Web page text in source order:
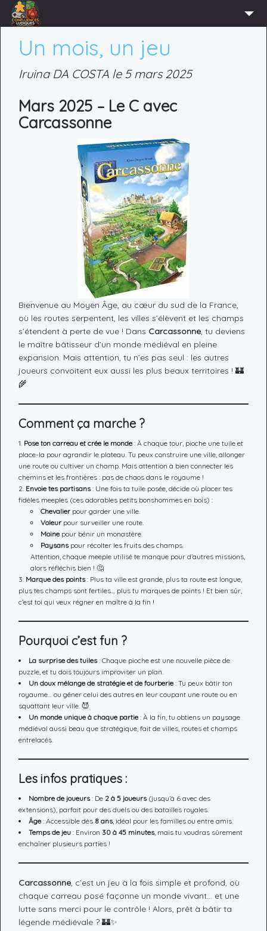
AGENDA
ACTUS
Un mois, un jeu
Iruina DA COSTA le 5 mars 2025
Mars 2025 – Le C avec
Carcassonne
Bienvenue au Moyen Âge, au cœur du sud de la France,
où les routes serpentent, les villes s’élèvent et les champs
s’étendent à perte de vue ! Dans Carcassonne, tu deviens
le maître bâtisseur d’un monde médiéval en pleine
expansion. Mais attention, tu n’es pas seul : les autres
joueurs convoitent eux aussi les plus beaux territoires ! 🏰
🌾
Comment ça marche ?
Pose ton carreau et crée le monde : À chaque tour, pioche une tuile et
place-la pour agrandir le plateau. Tu peux construire une ville, allonger
une route ou cultiver un champ. Mais attention à bien connecter les
chemins et les frontières : pas de chaos dans le royaume !
Envoie tes partisans: Une fois ta tuile posée, décide où placer tes
fidèles meeples (ces adorables petits bonshommes en bois) :
Chevalier pour garder une ville.
Voleur pour surveiller une route.
Moine pour bénir un monastère.
Paysanspour récolter les fruits des champs.
Attention, chaque meeple utilisé te manque pour d’autres missions,
alors réfléchis bien ! 🤔
Marque des points: Plus ta ville est grande, plus ta route est longue,
plus tes champs sont fertiles… plus tu marques de points ! Et bien sûr,
c’est toi qui veux régner en maître à la fin !
Pourquoi c’est fun ?
La surprise des tuiles: Chaque pioche est une nouvelle pièce de
puzzle, et tu dois toujours improviser un plan.
Un doux mélange de stratégie et de fourberie : Tu peux bâtir ton
royaume… ou gêner celui des autres en leur coupant une route ou en
squattant leur ville. 😈
Un monde unique à chaque partie : À la fin, tu obtiens un paysage
médiéval aussi beau que stratégique, fait de villes, routes et champs
entrelacés.
Les infos pratiques :
Nombre de joueurs: De 2 à 5 joueurs(jusqu’à 6 avec des
extensions), parfait pour des duels ou des batailles royales.
Âge : Accessible dès 8 ans, idéal pour les familles ou entre amis.
Temps de jeu : Environ 30 à 45 minutes, mais tu voudras sûrement
enchaîner plusieurs parties !
Carcassonne, c’est un jeu à la fois simple et profond, où
chaque carreau posé façonne un monde vivant… et une
lutte sans merci pour le contrôle ! Alors, prêt à bâtir ta
légende médiévale ? 🏰✨